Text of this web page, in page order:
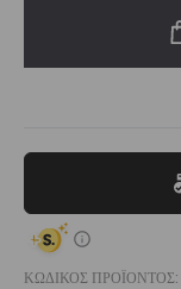
ΚΩΔΙΚΌΣ ΠΡΟΪΌΝΤΟΣ: